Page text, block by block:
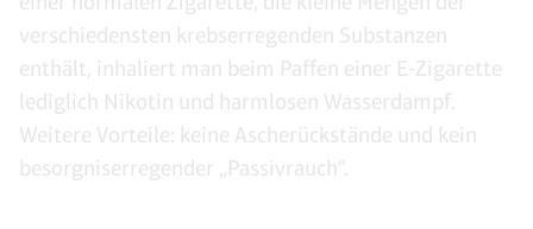
verschiedensten krebserregenden Substanzen
enthält, inhaliert man beim Paffen einer E-Zigarette
lediglich Nikotin und harmlosen Wasserdampf.
Weitere Vorteile: keine Ascherückstände und kein
besorgniserregender „Passivrauch“.